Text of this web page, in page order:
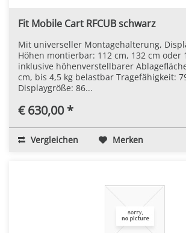
Fit Mobile Cart RFCUB schwarz
Mit universeller Montagehalterung,
Höhen montierbar: 112 cm, 132 cm oder
inklusive höhenverstellbarer
cm, bis 4,5 kg belastbar Tragefähigkeit:
Displaygröße: 86...
€ 630,00 *
Vergleichen Merken